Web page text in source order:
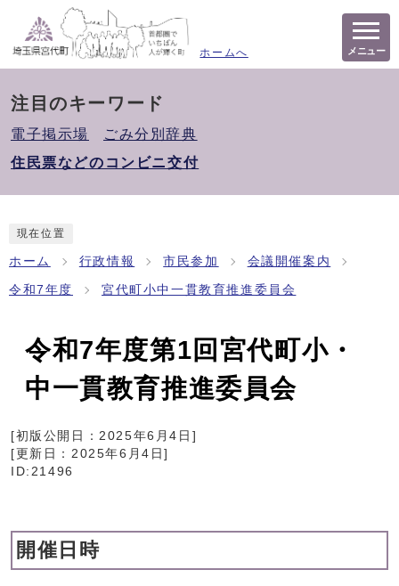
ホームへ メニュー
注目のキーワード
電子掲示場
ごみ分別辞典
住民票などのコンビニ交付
現在位置
ホーム 行政情報 市民参加 会議開催案内
令和7年度 宮代町小中一貫教育推進委員会
令和7年度第1回宮代町小・
中一貫教育推進委員会
[初版公開日：2025年6月4日 ]
[更新日： 2025年6月4日]
ID:21496
開催日時